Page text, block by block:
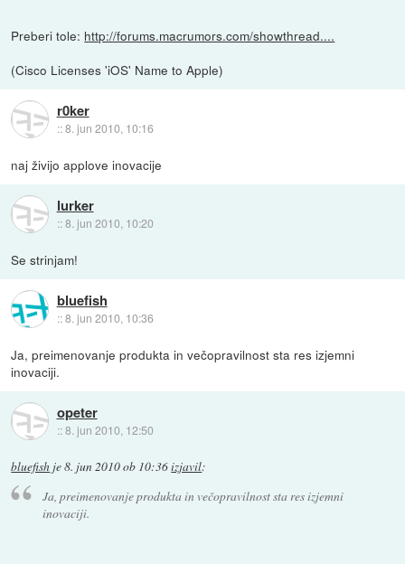
Preberi tole: http://forums.macrumors.com/showthread....
(Cisco Licenses 'iOS' Name to Apple)
r0ker
::8. jun 2010, 10:16
naj živijo applove inovacije
lurker
::8. jun 2010, 10:20
Se strinjam!
bluefish
::8. jun 2010, 10:36
Ja, preimenovanje produkta in večopravilnost sta res izjemni
inovaciji.
opeter
::8. jun 2010, 12:50
bluefish je8. jun 2010 ob 10:36izjavil:
Ja, preimenovanje produkta in večopravilnost sta res izjemni
inovaciji.